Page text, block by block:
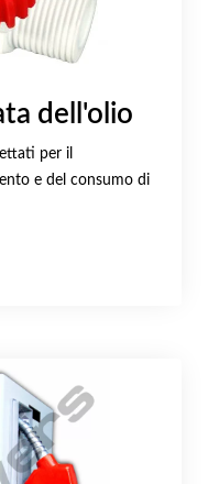
dell'olio
per il
e del consumo di